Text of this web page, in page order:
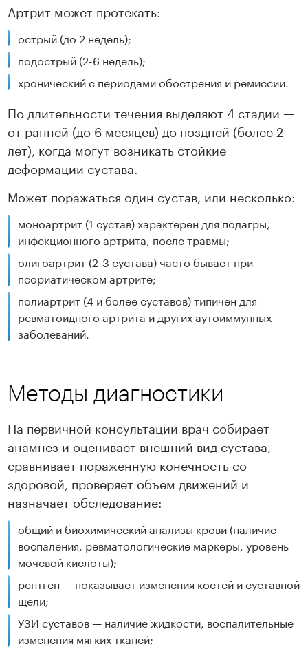
Артрит может протекать:
острый (до 2 недель);
подострый (2-6 недель);
хронический с периодами обострения и ремиссии.
По длительности течения выделяют 4 стадии —
от ранней (до 6 месяцев) до поздней (более 2
лет), когда могут возникать стойкие
деформации сустава.
Может поражаться один сустав, или несколько:
моноартрит (1 сустав) характерен для подагры,
инфекционного артрита, после травмы;
олигоартрит (2-3 сустава) часто бывает при
псориатическом артрите;
полиартрит (4 и более суставов) типичен для
ревматоидного артрита и других аутоиммунных
заболеваний.
Методы диагностики
На первичной консультации врач собирает
анамнез и оценивает внешний вид сустава,
сравнивает пораженную конечность со
здоровой, проверяет объем движений и
назначает обследование:
общий и биохимический анализы крови (наличие
воспаления, ревматологические маркеры, уровень
мочевой кислоты);
рентген — показывает изменения костей и суставной
щели;
УЗИ суставов — наличие жидкости, воспалительные
изменения мягких тканей;